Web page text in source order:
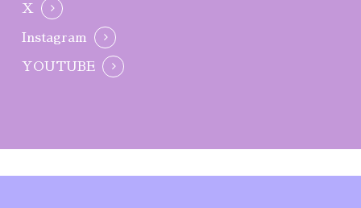
X
Instagram
YOUTUBE